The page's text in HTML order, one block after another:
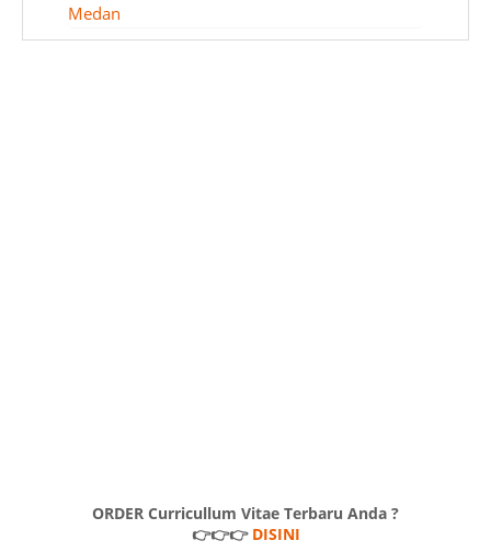
Medan
ORDER Curricullum Vitae Terbaru Anda ?
👉👉👉 DISINI